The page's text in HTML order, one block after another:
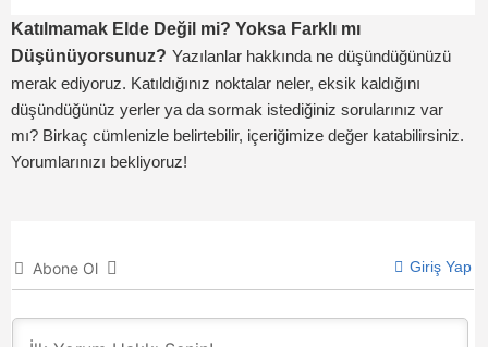
Katılmamak Elde Değil mi? Yoksa Farklı mı
Düşünüyorsunuz? Yazılanlar hakkında ne düşündüğünüzü
merak ediyoruz. Katıldığınız noktalar neler, eksik kaldığını
düşündüğünüz yerler ya da sormak istediğiniz sorularınız var
mı? Birkaç cümlenizle belirtebilir, içeriğimize değer katabilirsiniz.
Yorumlarınızı bekliyoruz!
Abone Ol Giriş Yap